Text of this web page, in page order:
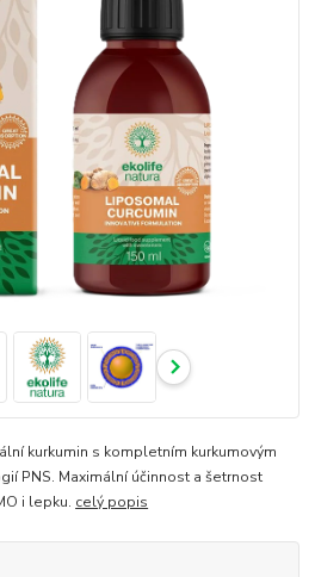
kurkumin s kompletním kurkumovým
PNS. Maximální účinnost a šetrnost
i lepku. celý popis